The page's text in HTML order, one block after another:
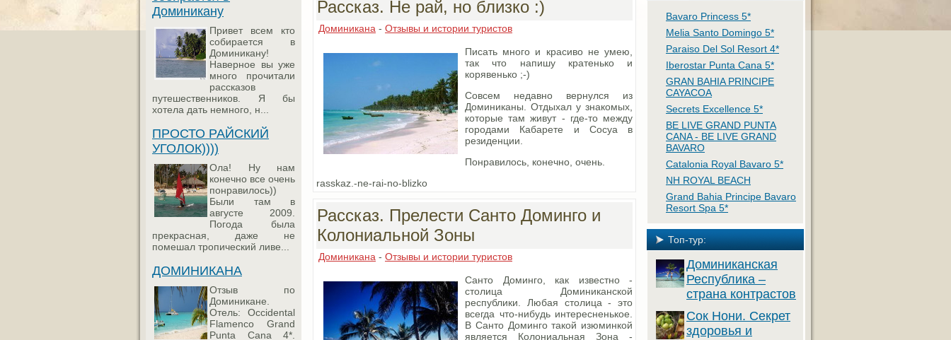
Доминикану
Привет всем кто
собирается в
Доминикану!
Наверное вы уже
много прочитали
рассказов
путешественников. Я бы
хотела дать немного, н...
ПРОСТО РАЙСКИЙ
УГОЛОК))))
Ола! Ну нам
конечно все очень
понравилось))
Были там в
августе 2009.
Погода была
прекрасная, даже не
помешал тропический ливе...
ДОМИНИКАНА
Отзыв по
Доминикане.
Отель: Occidental
Flamenco Grand
Punta Cana 4*.
Рассказ. Не рай, но близко :)
Доминикана - Отзывы и истории туристов
Писать много и красиво не умею,
так что напишу кратенько и
корявенько ;-)
Совсем недавно вернулся из
Доминиканы. Отдыхал у знакомых,
которые там живут - где-то между
городами Кабарете и Сосуа в
резиденции.
Понравилось, конечно, очень.
rasskaz.-ne-rai-no-blizko
Рассказ. Прелести Санто Доминго и
Колониальной Зоны
Доминикана - Отзывы и истории туристов
Санто Доминго, как известно -
столица Доминиканской
республики. Любая столица - это
всегда что-нибудь интересненькое.
В Санто Доминго такой изюминкой
является Колониальная Зона -
Bavaro Princess 5*
Melia Santo Domingo 5*
Paraiso Del Sol Resort 4*
Iberostar Punta Cana 5*
GRAN BAHIA PRINCIPE
CAYACOA
Secrets Excellence 5*
BE LIVE GRAND PUNTA
CANA - BE LIVE GRAND
BAVARO
Catalonia Royal Bavaro 5*
NH ROYAL BEACH
Grand Bahia Principe Bavaro
Resort Spa 5*
Топ-тур:
Доминиканская
Республика –
страна контрастов
Сок Нони. Секрет
здоровья и